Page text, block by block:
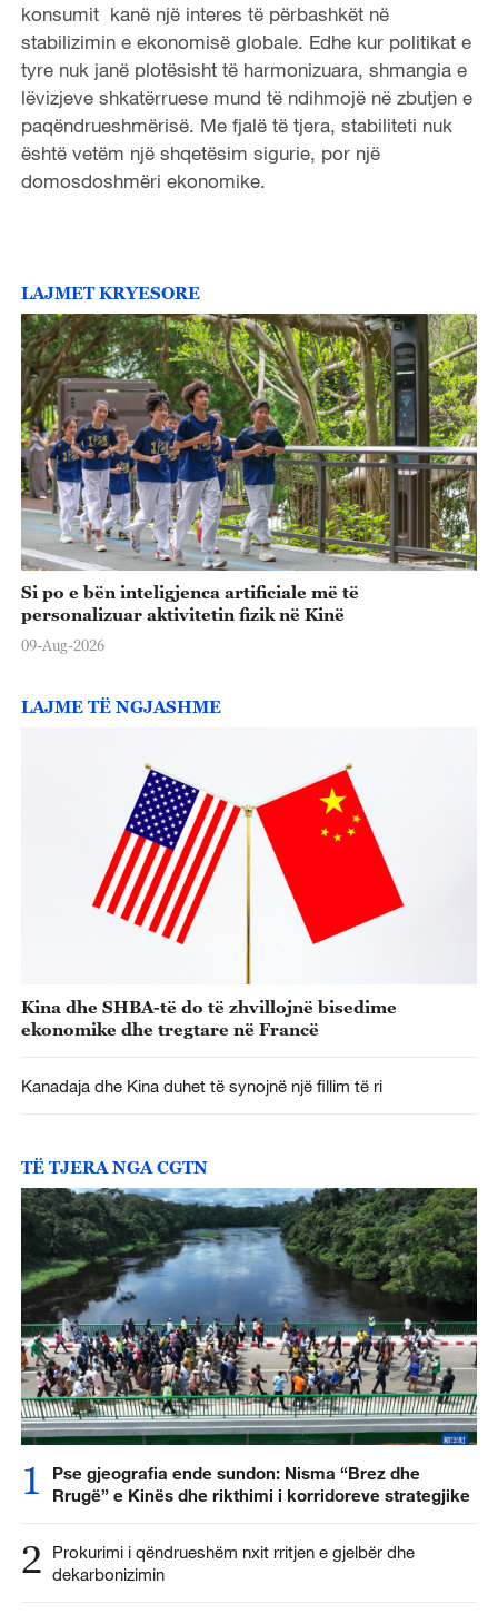
konsumit kanë një interes të përbashkët në
stabilizimin e ekonomisë globale. Edhe kur politikat e
tyre nuk janë plotësisht të harmonizuara, shmangia e
lëvizjeve shkatërruese mund të ndihmojë në zbutjen e
paqëndrueshmërisë. Me fjalë të tjera, stabiliteti nuk
është vetëm një shqetësim sigurie, por një
domosdoshmëri ekonomike.
LAJMET KRYESORE
Si po e bën inteligjenca artificiale më të
personalizuar aktivitetin fizik në Kinë
09-Aug-2026
LAJME TË NGJASHME
Kina dhe SHBA-të do të zhvillojnë bisedime
ekonomike dhe tregtare në Francë
Kanadaja dhe Kina duhet të synojnë një fillim të ri
TË TJERA NGA CGTN
1
Pse gjeografia ende sundon: Nisma “Brez dhe
Rrugë” e Kinës dhe rikthimi i korridoreve strategjike
2
Prokurimi i qëndrueshëm nxit rritjen e gjelbër dhe
dekarbonizimin